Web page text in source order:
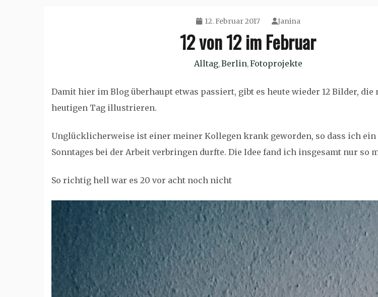
12. Februar 2017 Janina
12 von 12 im Februar
Alltag,Berlin,Fotoprojekte
Damit hier im Blog überhaupt etwas passiert, gibt es heute wieder 12 Bilder, die
heutigen Tag illustrieren.
Unglücklicherweise ist einer meiner Kollegen krank geworden, so dass ich
Sonntages bei der Arbeit verbringen durfte. Die Idee fand ich insgesamt nur so
So richtig hell war es 20 vor acht noch nicht